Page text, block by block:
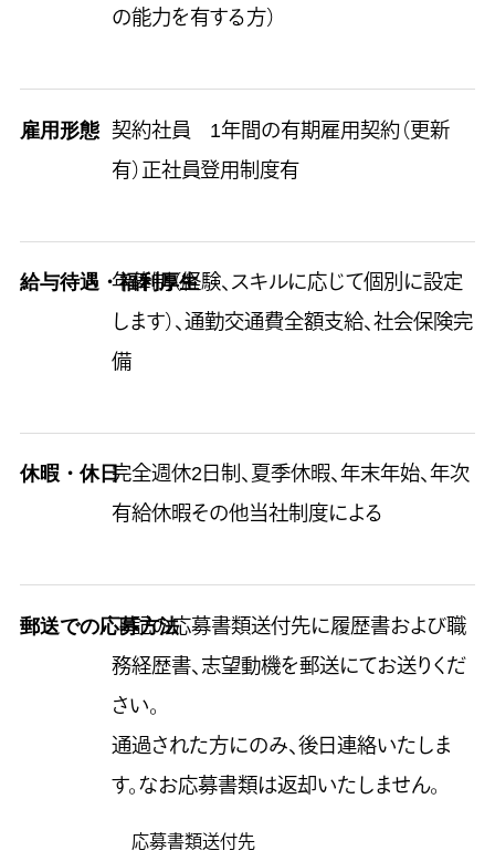
の能力を有する方）
雇用形態 契約社員 1年間の有期雇用契約（更新
有）正社員登用制度有
給与待遇・福利厚生年俸制（経験、スキルに応じて個別に設定
します）、通勤交通費全額支給、社会保険完
備
休暇・休日完全週休2日制、夏季休暇、年末年始、年次
有給休暇その他当社制度による
郵送での応募方法下記の応募書類送付先に履歴書および職
務経歴書、志望動機を郵送にてお送りくだ
さい。
通過された方にのみ、後日連絡いたしま
す。なお応募書類は返却いたしません。
応募書類送付先